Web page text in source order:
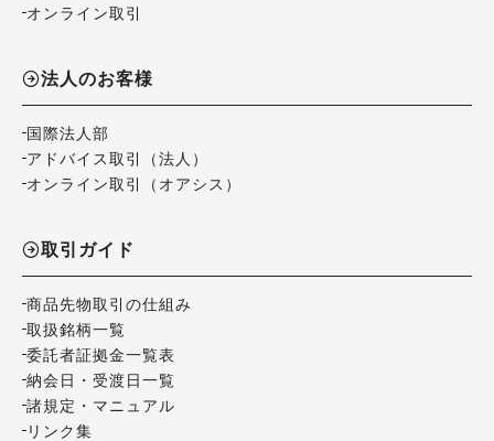
オンライン取引
法人のお客様
国際法人部
アドバイス取引（法人）
オンライン取引（オアシス）
取引ガイド
商品先物取引の仕組み
取扱銘柄一覧
委託者証拠金一覧表
納会日・受渡日一覧
諸規定・マニュアル
リンク集